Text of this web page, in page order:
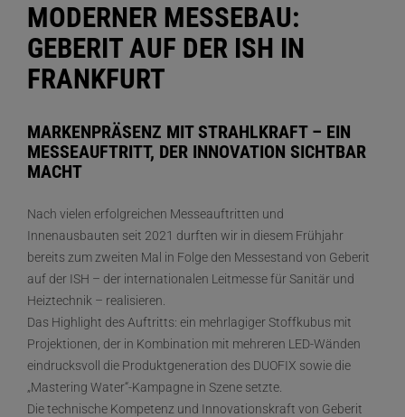
MODERNER MESSEBAU:
GEBERIT AUF DER ISH IN
FRANKFURT
MARKENPRÄSENZ MIT STRAHLKRAFT – EIN
MESSEAUFTRITT, DER INNOVATION SICHTBAR
MACHT
Nach vielen erfolgreichen Messeauftritten und
Innenausbauten seit 2021 durften wir in diesem Frühjahr
bereits zum zweiten Mal in Folge den Messestand von Geberit
auf der ISH – der internationalen Leitmesse für Sanitär und
Heiztechnik – realisieren.
Das Highlight des Auftritts: ein mehrlagiger Stoffkubus mit
Projektionen, der in Kombination mit mehreren LED-Wänden
eindrucksvoll die Produktgeneration des DUOFIX sowie die
„Mastering Water“-Kampagne in Szene setzte.
Die technische Kompetenz und Innovationskraft von Geberit